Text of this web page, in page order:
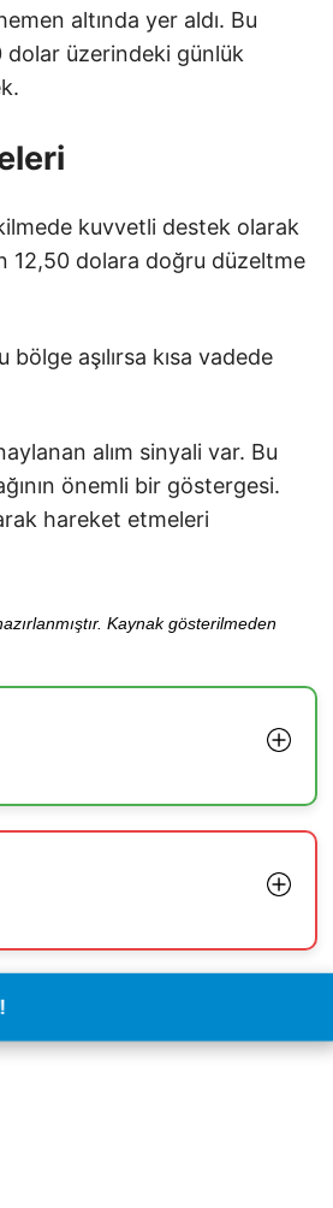
altında yer aldı. Bu
dolar üzerindeki günlük
kuvvetli destek olarak
12,50 dolara doğru düzeltme
aşılırsa kısa vadede
alım sinyali var. Bu
önemli bir göstergesi.
hareket etmeleri
Kaynak gösterilmeden